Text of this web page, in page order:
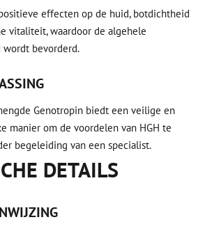
effecten op de huid, botdichtheid
vitaliteit, waardoor de algehele
wordt bevorderd.
Genotropin biedt een veilige en
manier om de voordelen van HGH te
begeleiding van een specialist.
DETAILS